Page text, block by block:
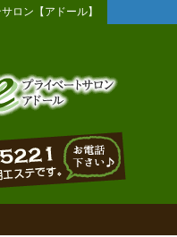
ロン【アドール】